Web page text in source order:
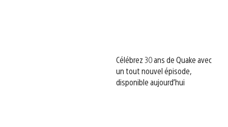
Célébrez 30 ans de Quake avec
un tout nouvel épisode,
disponible aujourd’hui